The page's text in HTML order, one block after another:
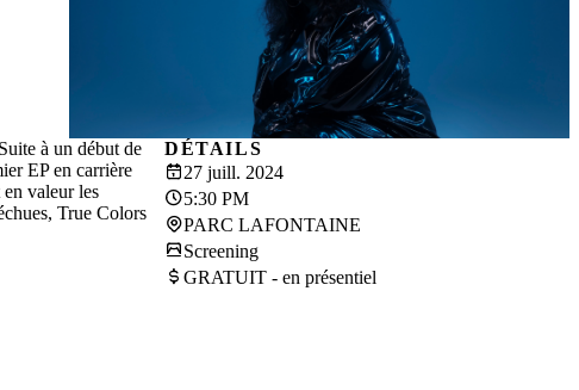
à un début de
EP en carrière
valeur les
True Colors
DÉTAILS
27 juill. 2024
5:30 PM
PARC LAFONTAINE
Screening
GRATUIT - en présentiel